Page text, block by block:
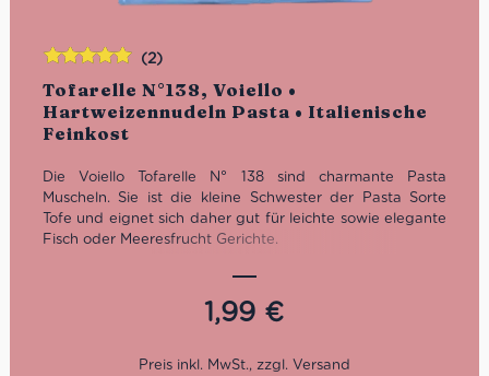
Tofarelle N°138, Voiello •
Hartweizennudeln Pasta • Italienische
Feinkost
(2)
Die Voiello Tofarelle N° 138 sind charmante Pasta
Muscheln. Sie ist die kleine Schwester der Pasta Sorte
Tofe und eignet sich daher gut für leichte sowie elegante
Fisch oder Meeresfrucht Gerichte.
1,99 €
Bewertet
mit5.00von
5